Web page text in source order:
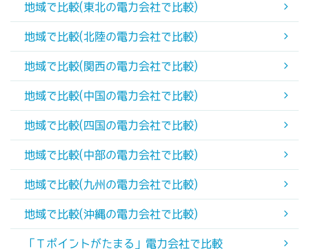
地域で比較(東北の電力会社で比較)
地域で比較(北陸の電力会社で比較)
地域で比較(関西の電力会社で比較)
地域で比較(中国の電力会社で比較)
地域で比較(四国の電力会社で比較)
地域で比較(中部の電力会社で比較)
地域で比較(九州の電力会社で比較)
地域で比較(沖縄の電力会社で比較)
「Ｔポイントがたまる」電力会社で比較